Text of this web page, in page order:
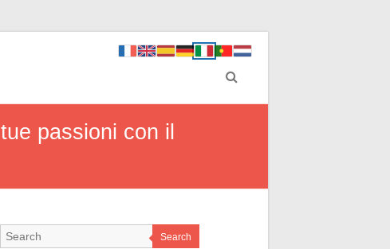
passioni con il
Search